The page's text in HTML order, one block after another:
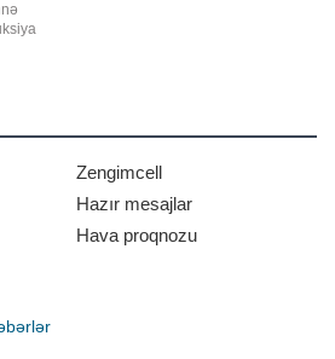
nin
(FAA)
Zengimcell
Hazır mesajlar
Hava proqnozu